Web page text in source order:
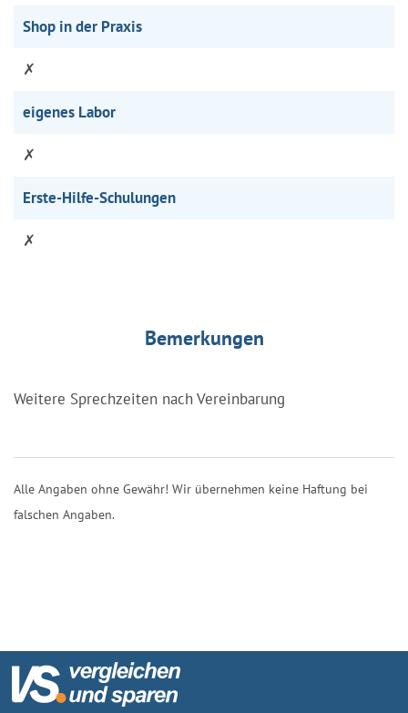
Shop in der Praxis
✗
eigenes Labor
✗
Erste-Hilfe-Schulungen
✗
Bemerkungen
Weitere Sprechzeiten nach Vereinbarung
Alle Angaben ohne Gewähr! Wir übernehmen keine Haftung bei
falschen Angaben.